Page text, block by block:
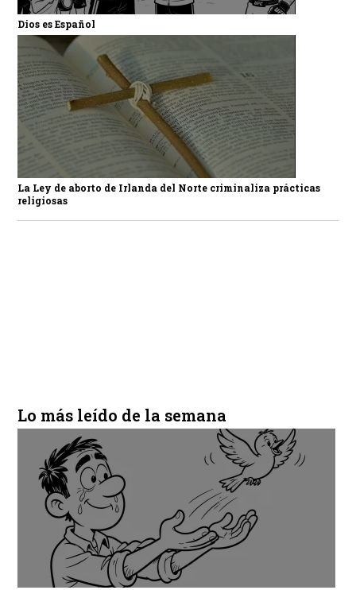
Dios es Español
La Ley de aborto de Irlanda del Norte criminaliza prácticas
religiosas
Lo más leído de la semana